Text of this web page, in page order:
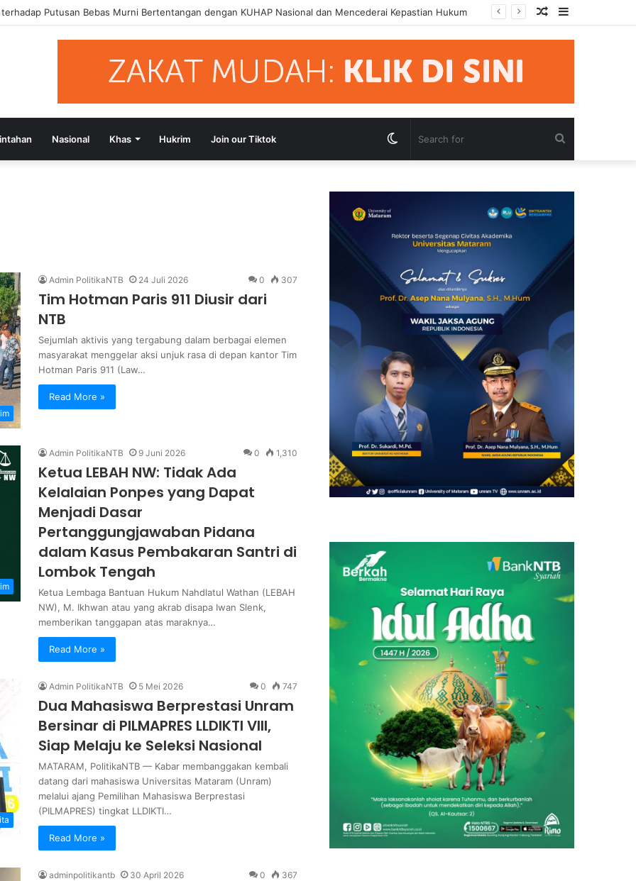
terhadap Putusan Bebas Murni Bertentangan dengan KUHAP Nasional dan Mencederai Kepastian Hukum
Random
Article
Nasional Khas Hukrim Join our Tiktok Switch
Admin PolitikaNTB 24 Juli 2026 0 307
Tim Hotman Paris 911 Diusir dari
NTB
Sejumlah aktivis yang tergabung dalam berbagai elemen
masyarakat menggelar aksi unjuk rasa di depan kantor Tim
Hotman Paris 911 (Law…
Read More »
Admin PolitikaNTB 9 Juni 2026 0 1,310
Ketua LEBAH NW: Tidak Ada
Kelalaian Ponpes yang Dapat
Menjadi Dasar
Pertanggungjawaban Pidana
dalam Kasus Pembakaran Santri di
Lombok Tengah
Ketua Lembaga Bantuan Hukum Nahdlatul Wathan (LEBAH
NW), M. Ikhwan atau yang akrab disapa Iwan Slenk,
memberikan tanggapan atas maraknya…
Read More »
Admin PolitikaNTB 5 Mei 2026 0 747
Dua Mahasiswa Berprestasi Unram
Bersinar di PILMAPRES LLDIKTI VIII,
Siap Melaju ke Seleksi Nasional
MATARAM, PolitikaNTB — Kabar membanggakan kembali
datang dari mahasiswa Universitas Mataram (Unram)
melalui ajang Pemilihan Mahasiswa Berprestasi
(PILMAPRES) tingkat LLDIKTI…
Read More »
adminpolitikantb 30 April 2026 0 367